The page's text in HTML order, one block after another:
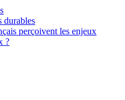
durables
perçoivent les enjeux
?